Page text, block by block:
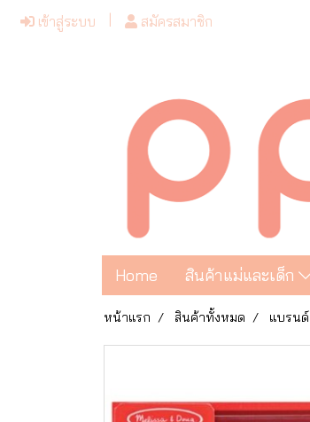
เข้าสู่ระบบ สมัครสมาชิก
Home สินค้าแม่และเด็ก
หน้าแรก สินค้าทั้งหมด แบรนด์